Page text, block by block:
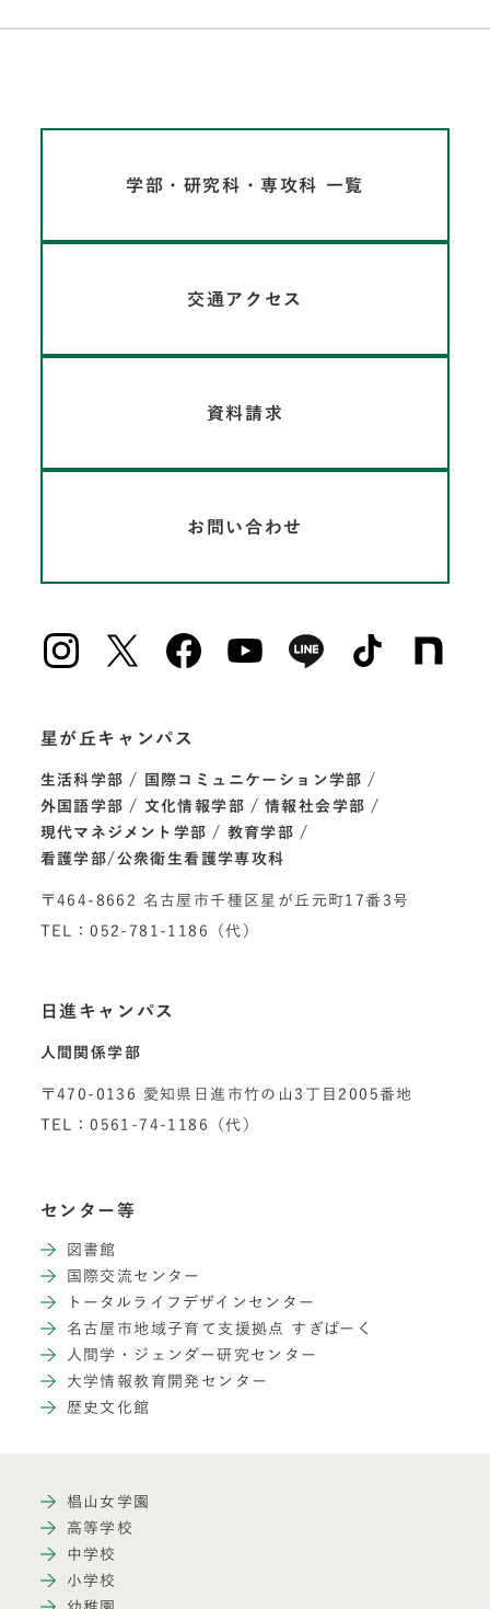
学部・研究科・専攻科 一覧
交通アクセス
資料請求
お問い合わせ
星が丘キャンパス
生活科学部
国際コミュニケーション学部
外国語学部
文化情報学部
情報社会学部
現代マネジメント学部
教育学部
看護学部/公衆衛生看護学専攻科
〒464-8662 名古屋市千種区星が丘元町17番3号
TEL：052-781-1186（代）
日進キャンパス
人間関係学部
〒470-0136 愛知県日進市竹の山3丁目2005番地
TEL：0561-74-1186（代）
センター等
図書館
国際交流センター
トータルライフデザインセンター
名古屋市地域子育て支援拠点 すぎぱーく
人間学・ジェンダー研究センター
大学情報教育開発センター
歴史文化館
椙山女学園
高等学校
中学校
小学校